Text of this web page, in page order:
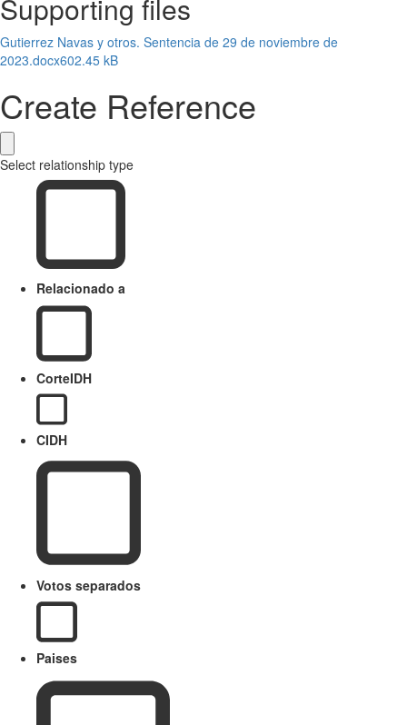
Supporting files
Gutierrez Navas y otros. Sentencia de 29 de noviembre de
2023.docx602.45 kB
Create Reference
Select relationship type
Relacionado a
CorteIDH
CIDH
Votos separados
Paises